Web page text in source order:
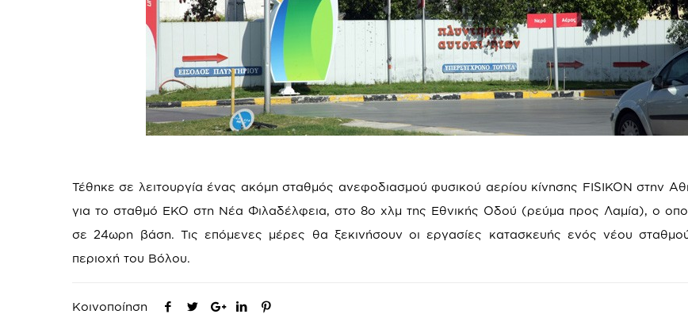
Τέθηκε σε λειτουργία ένας ακόμη σταθμός ανεφοδιασμού φυσικού αερίου κίνησης FISIKON στην
για το σταθμό ΕΚΟ στη Νέα Φιλαδέλφεια, στο 8ο χλμ της Εθνικής Οδού (ρεύμα προς Λαμία), ο
σε 24ωρη βάση. Τις επόμενες μέρες θα ξεκινήσουν οι εργασίες κατασκευής ενός νέου
περιοχή του Βόλου.
Κοινοποίηση